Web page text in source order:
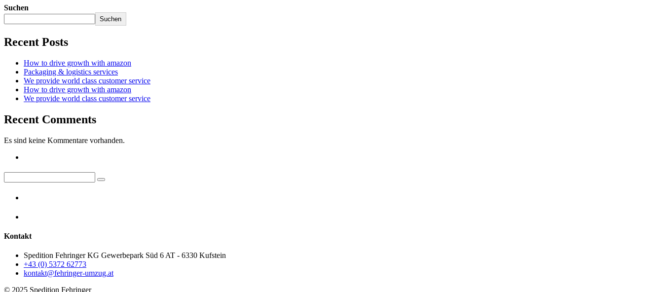
Suchen
Suchen
Recent Posts
How to drive growth with amazon
Packaging & logistics services
We provide world class customer service
How to drive growth with amazon
We provide world class customer service
Recent Comments
Es sind keine Kommentare vorhanden.
Kontakt
Spedition Fehringer KG Gewerbepark Süd 6 AT - 6330 Kufstein
+43 (0) 5372 62773
kontakt@fehringer-umzug.at
© 2025 Spedition Fehringer